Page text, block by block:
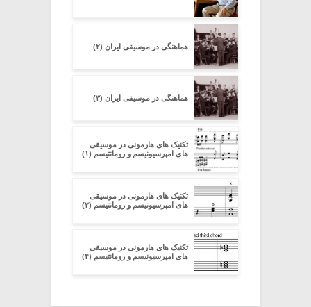
هماهنگی در موسیقی ایران (۲)
هماهنگی در موسیقی ایران (۳)
تکنیک های هارمونی در موسیقی
های امپرسیونیسم و رومانتیسم (۱)
تکنیک های هارمونی در موسیقی
های امپرسیونیسم و رومانتیسم (۲)
تکنیک های هارمونی در موسیقی
های امپرسیونیسم و رومانتیسم (۴)